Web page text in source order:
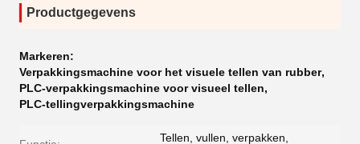
Productgegevens
Markeren:
Verpakkingsmachine voor het visuele tellen van rubber,
PLC-verpakkingsmachine voor visueel tellen,
PLC-tellingverpakkingsmachine
Tellen, vullen, verpakken,